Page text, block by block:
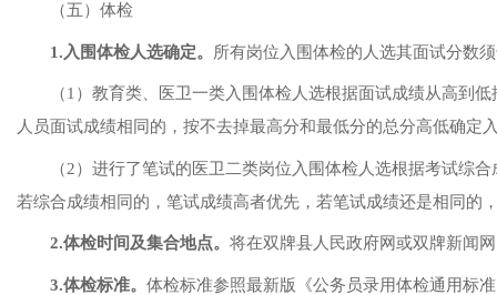
（五）体检
1.入围体检人选确定。 所有岗位入围体检的人选其面试分数
（1）教育类、医卫一类入围体检 人选根据面试成绩从高到低
人员面试成绩相同的，按不去掉最高分和最低分的总分高低确定
（2）进行了笔试的医卫二类岗位入围体检人选根据考试综
若综合成绩相同的，笔试成绩高者优先，若笔试成绩还是相同
2.体检时间及集合地点。 将在双牌县人民政府网或双牌新闻
3.体检标准。 体检标准参照最新版《公务员录用体检通用标